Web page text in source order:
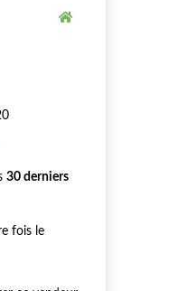
30 derniers
fois le